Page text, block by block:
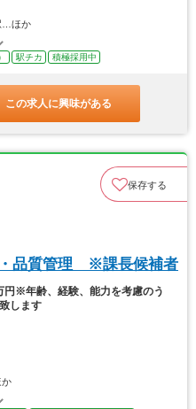
…ほか
駅チカ 積極採用中
この求人に興味がある
保存する
・品質管理 ※課長候補者
円※年齢、経験、能力を考慮のう
します
か